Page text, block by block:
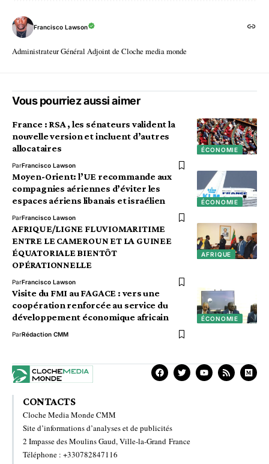
Francisco Lawson
Administrateur Général Adjoint de Cloche media monde
Vous pourriez aussi aimer
ÉCONOMIE
France : RSA , les sénateurs valident la
nouvelle version et incluent d’autres
allocataires
ParFrancisco Lawson
ÉCONOMIE
Moyen-Orient: l’UE recommande aux
compagnies aériennes d’éviter les
espaces aériens libanais et israélien
ParFrancisco Lawson
AFRIQUE
AFRIQUE/LIGNE FLUVIOMARITIME
ENTRE LE CAMEROUN ET LA GUINEE
ÉQUATORIALE BIENTÔT
OPÉRATIONNELLE
ParFrancisco Lawson
ÉCONOMIE
Visite du FMI au FAGACE : vers une
coopération renforcée au service du
développement économique africain
ParRédaction CMM
CONTACTS
Cloche Media Monde CMM
Site d’informations d’analyses et de publicités
2 Impasse des Moulins Gaud, Ville-la-Grand France
Téléphone : +330782847116